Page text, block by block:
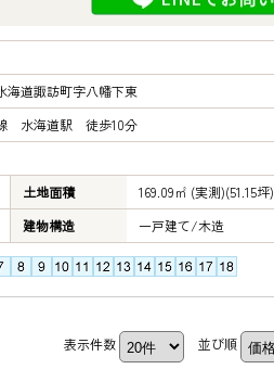
海道諏訪町字八幡下東
水海道駅 徒歩10分
土地面積
169.09㎡ (実測)(51.15坪)
建物構造 一戸建て/木造
表示件数 並び順